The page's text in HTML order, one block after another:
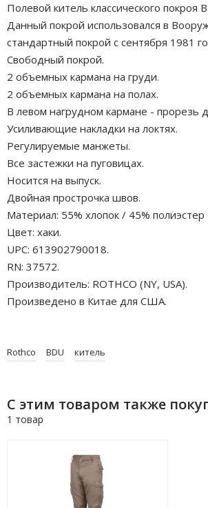
Полевой китель классического покроя
Данный покрой использовался в
стандартный покрой с сентября 1981
Свободный покрой.
2 объемных кармана на груди.
2 объемных кармана на полах.
В левом нагрудном кармане - прорезь
Усиливающие накладки на локтях.
Регулируемые манжеты.
Все застежки на пуговицах.
Носится на выпуск.
Двойная прострочка швов.
Материал: 55% хлопок / 45% полиэстер
Цвет: хаки.
UPC: 613902790018.
RN: 37572.
Производитель: ROTHCO (NY, USA).
Произведено в Китае для США.
Rothco BDU китель
С этим товаром также
1 товар